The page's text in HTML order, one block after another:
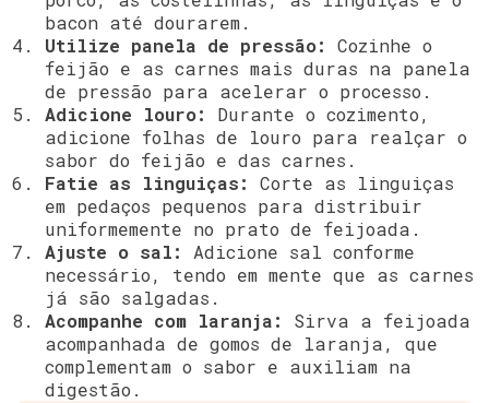
bacon até dourarem.
Utilize panela de pressão:
Cozinhe o
feijão e as carnes mais duras na panela
de pressão para acelerar o processo.
Adicione louro:
Durante o cozimento,
adicione folhas de louro para realçar o
sabor do feijão e das carnes.
Fatie as linguiças:
Corte as linguiças
em pedaços pequenos para distribuir
uniformemente no prato de feijoada.
Ajuste o sal:
Adicione sal conforme
necessário, tendo em mente que as carnes
já são salgadas.
Acompanhe com laranja:
Sirva a feijoada
acompanhada de gomos de laranja, que
complementam o sabor e auxiliam na
digestão.